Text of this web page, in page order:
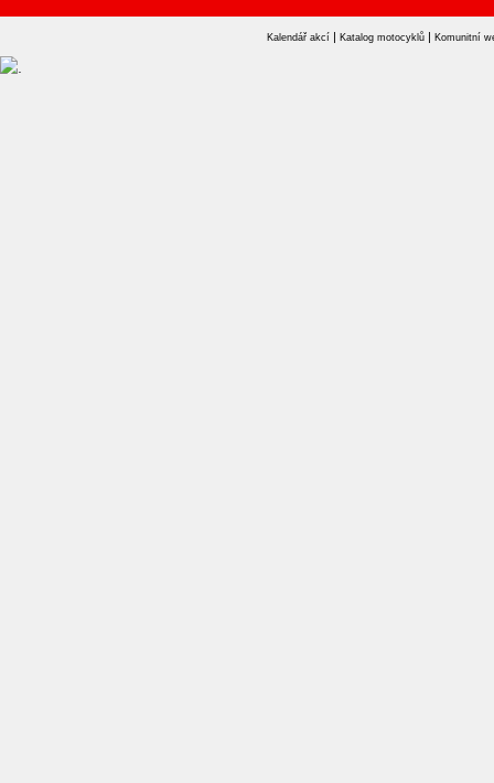
Kalendář akcí |Katalog motocyklů |Komunitní